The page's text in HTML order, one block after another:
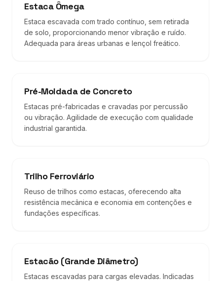
Estaca Ômega
Estaca escavada com trado contínuo, sem retirada
de solo, proporcionando menor vibração e ruído.
Adequada para áreas urbanas e lençol freático.
Pré-Moldada de Concreto
Estacas pré-fabricadas e cravadas por percussão
ou vibração. Agilidade de execução com qualidade
industrial garantida.
Trilho Ferroviário
Reuso de trilhos como estacas, oferecendo alta
resistência mecânica e economia em contenções e
fundações específicas.
Estacão (Grande Diâmetro)
Estacas escavadas para cargas elevadas. Indicadas